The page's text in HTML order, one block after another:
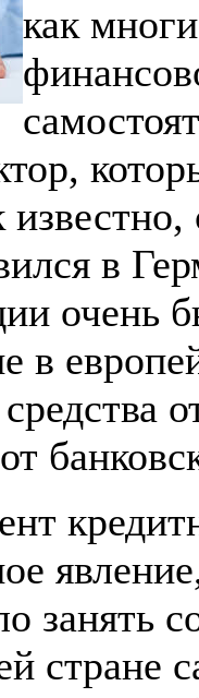
как
в
очень
в
занять
стране